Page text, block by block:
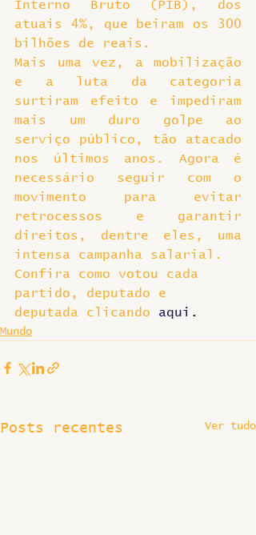
Interno Bruto (PIB), dos
atuais 4%, que beiram os 300
bilhões de reais.
Mais uma vez, a mobilização
e a luta da categoria
surtiram efeito e impediram
mais um duro golpe ao
serviço público, tão atacado
nos últimos anos. Agora é
necessário seguir com o
movimento para evitar
retrocessos e garantir
direitos, dentre eles, uma
intensa campanha salarial.
Confira como votou cada
partido, deputado e
deputada clicando aqui.
Mundo
Posts recentes Ver tudo